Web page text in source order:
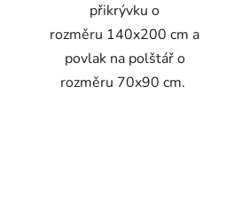
přikrývku o
rozměru 140x200 cm a
povlak na polštář o
rozměru 70x90 cm.